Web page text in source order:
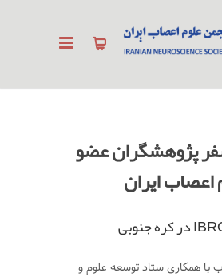
پژوهشگران عضو
ایران
با همکاری ستاد توسعه علوم و